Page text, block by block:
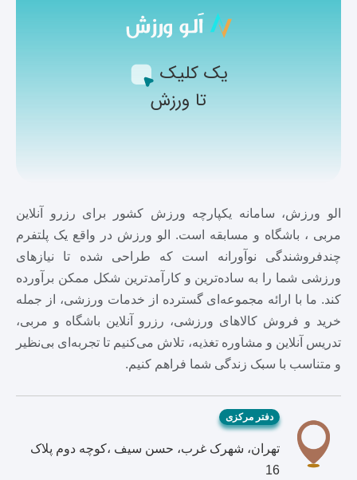
یک کلیک
تا ورزش
الو ورزش، سامانه یکپارچه ورزش کشور برای رزرو آنلاین
مربی ، باشگاه و مسابقه است. الو ورزش در واقع یک پلتفرم
چندفروشندگی نوآورانه است که طراحی شده تا نیازهای
ورزشی شما را به ساده‌ترین و کارآمدترین شکل ممکن برآورده
کند. ما با ارائه مجموعه‌ای گسترده از خدمات ورزشی، از جمله
خرید و فروش کالاهای ورزشی، رزرو آنلاین باشگاه و مربی،
تدریس آنلاین و مشاوره تغذیه، تلاش می‌کنیم تا تجربه‌ای بی‌نظیر
و متناسب با سبک زندگی شما فراهم کنیم.
دفتر مرکزی
تهران، شهرک غرب، حسن سیف ،کوچه دوم پلاک
16